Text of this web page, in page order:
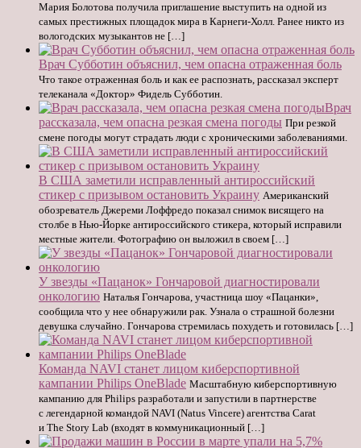
Мария Болотова получила приглашение выступить на одной из
самых престижных площадок мира в Карнеги-Холл. Ранее никто из
вологодских музыкантов не […]
Врач Субботин объяснил, чем опасна отраженная боль
Что такое отраженная боль и как ее распознать, рассказал эксперт
телеканала «Доктор» Фидель Субботин.
Врач
рассказала, чем опасна резкая смена погоды При резкой
смене погоды могут страдать люди с хроническими заболеваниями.
В США заметили исправленный антироссийский
стикер с призывом остановить Украину Американский
обозреватель Джереми Лоффредо показал снимок висящего на
столбе в Нью-Йорке антироссийского стикера, который исправили
местные жители. Фотографию он выложил в своем […]
У звезды «Пацанок» Гончаровой диагностировали
онкологию Наталья Гончарова, участница шоу «Пацанки»,
сообщила что у нее обнаружили рак. Узнала о страшной болезни
девушка случайно. Гончарова стремилась похудеть и готовилась […]
Команда NAVI станет лицом киберспортивной
кампании Philips OneBlade Масштабную киберспортивную
кампанию для Philips разработали и запустили в партнерстве
с легендарной командой NAVI (Natus Vincere) агентства Carat
и The Story Lab (входят в коммуникационный […]